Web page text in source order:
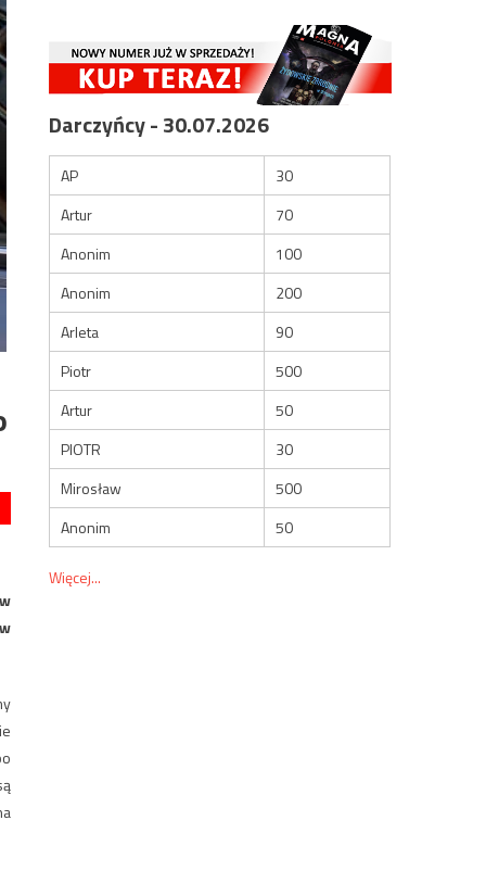
Darczyńcy - 30.07.2026
AP
30
Artur
70
Anonim
100
Anonim
200
Arleta
90
Piotr
500
Artur
50
PIOTR
30
Mirosław
500
Anonim
50
Więcej...